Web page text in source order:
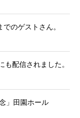
のゲストさん。
配信されました。
」田園ホール